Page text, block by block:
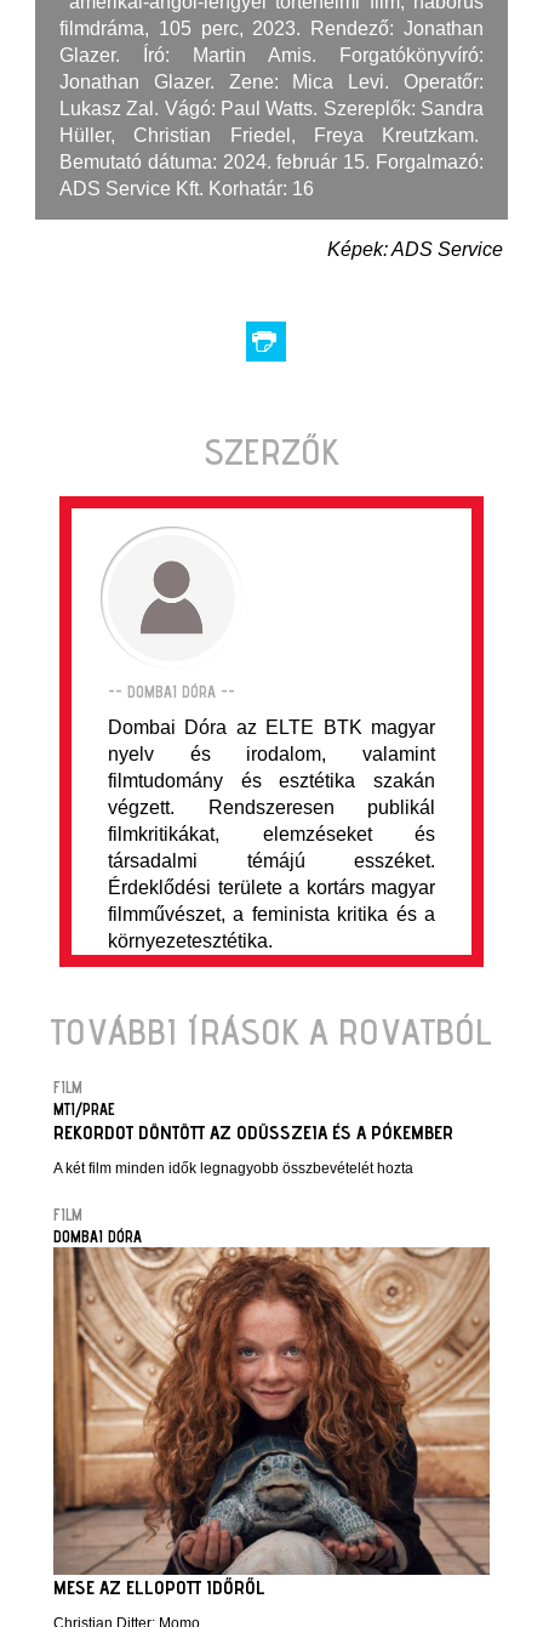
filmdráma, 105 perc, 2023. Rendező: Jonathan
Glazer. Író: Martin Amis. Forgatókönyvíró:
Jonathan Glazer. Zene: Mica Levi. Operatőr:
Lukasz Zal. Vágó: Paul Watts. Szereplők: Sandra
Hüller, Christian Friedel, Freya Kreutzkam.
Bemutató dátuma: 2024. február 15. Forgalmazó:
ADS Service Kft. Korhatár: 16
Képek: ADS Service
SZERZŐK
-- DOMBAI DÓRA --
Dombai Dóra az ELTE BTK magyar
nyelv és irodalom, valamint
filmtudomány és esztétika szakán
végzett. Rendszeresen publikál
filmkritikákat, elemzéseket és
társadalmi témájú esszéket.
Érdeklődési területe a kortárs magyar
filmművészet, a feminista kritika és a
környezetesztétika.
TOVÁBBI ÍRÁSOK A ROVATBÓL
FILM
MTI/PRAE
REKORDOT DÖNTÖTT AZ ODÜSSZEIA ÉS A PÓKEMBER
A két film minden idők legnagyobb összbevételét hozta
FILM
DOMBAI DÓRA
MESE AZ ELLOPOTT IDŐRŐL
Christian Ditter: Momo